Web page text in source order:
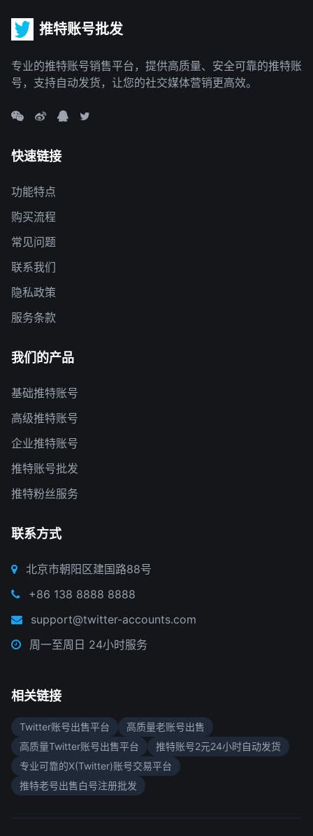
推特账号批发
专业的推特账号销售平台，提供高质量、安全可靠的推特账
号，支持自动发货，让您的社交媒体营销更高效。
快速链接
功能特点
购买流程
常见问题
联系我们
隐私政策
服务条款
我们的产品
基础推特账号
高级推特账号
企业推特账号
推特账号批发
推特粉丝服务
联系方式
北京市朝阳区建国路88号
+86 138 8888 8888
support@twitter-accounts.com
周一至周日 24小时服务
相关链接
Twitter账号出售平台
高质量老账号出售
高质量Twitter账号出售平台
推特账号2元24小时自动发货
专业可靠的X(Twitter)账号交易平台
推特老号出售白号注册批发